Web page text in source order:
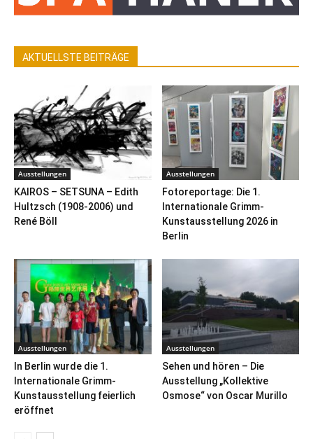
AKTUELLSTE BEITRÄGE
Ausstellungen
KAIROS – SETSUNA – Edith
Hultzsch (1908-2006) und
René Böll
Ausstellungen
Fotoreportage: Die 1.
Internationale Grimm-
Kunstausstellung 2026 in
Berlin
Ausstellungen
In Berlin wurde die 1.
Internationale Grimm-
Kunstausstellung feierlich
eröffnet
Ausstellungen
Sehen und hören – Die
Ausstellung „Kollektive
Osmose“ von Oscar Murillo